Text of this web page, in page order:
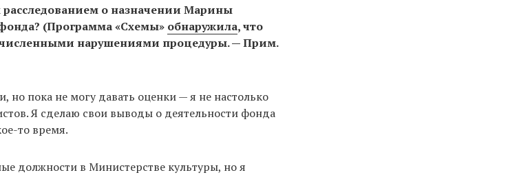
о назначении Марины
(Программа «Схемы» обнаружила, что
нарушениями процедуры. — Прим.
но пока не могу давать оценки — я не настолько
Я сделаю свои выводы о деятельности фонда
то время.
должности в Министерстве культуры, но я